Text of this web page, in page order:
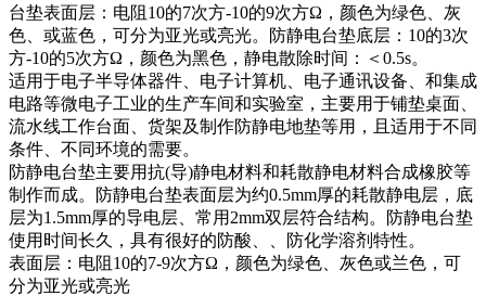
台垫表面层：电阻10的7次方-10的9次方Ω，颜色为绿色、灰
色、或蓝色，可分为亚光或亮光。防静电台垫底层：10的3次
方-10的5次方Ω，颜色为黑色，静电散除时间：＜0.5s。
适用于电子半导体器件、电子计算机、电子通讯设备、和集成
电路等微电子工业的生产车间和实验室，主要用于铺垫桌面、
流水线工作台面、货架及制作防静电地垫等用，且适用于不同
条件、不同环境的需要。
防静电台垫主要用抗(导)静电材料和耗散静电材料合成橡胶等
制作而成。防静电台垫表面层为约0.5mm厚的耗散静电层，底
层为1.5mm厚的导电层、常用2mm双层符合结构。防静电台垫
使用时间长久，具有很好的防酸、、防化学溶剂特性。
表面层：电阻10的7-9次方Ω，颜色为绿色、灰色或兰色，可
分为亚光或亮光